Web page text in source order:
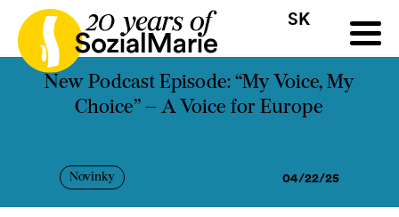
SK
HU SK SL
ProjektyInsightsMédiá Kontakt
New Podcast Episode: “My Voice, My
Choice” – A Voice for Europe
Novinky 04/22/25